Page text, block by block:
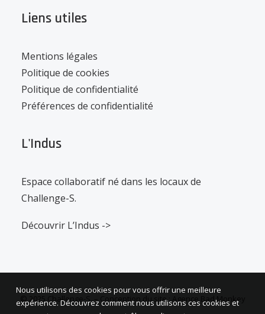
Liens utiles
Mentions légales
Politique de cookies
Politique de confidentialité
Préférences de confidentialité
L'Indus
Espace collaboratif né dans les locaux de
Challenge-S.
Découvrir L’Indus ->
© 2025 Challenge-S. – Conception du site : Agence Bad Monkey
Nous utilisons des cookies pour vous offrir une meilleure
expérience. Découvrez comment nous utilisons ces cookies et